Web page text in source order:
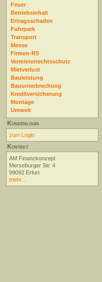
Feuer
Betriebsinhalt
Ertragsschaden
Fuhrpark
Transport
Messe
Firmen-RS
Vermieterrechtsschutz
Mietverlust
Bauleistung
Bauunterbrechung
Kreditversicherung
Montage
Umwelt
Kundenlogin
zum Login
Kontakt
AM Finanzkonzept
Merseburger Str. 4
99092 Erfurt
mehr...